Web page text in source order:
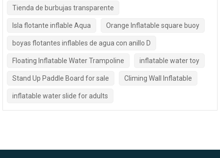
Tienda de burbujas transparente
Isla flotante inflable Aqua Orange Inflatable square buoy
boyas flotantes inflables de agua con anillo D
Floating Inflatable Water Trampoline inflatable water toy
Stand Up Paddle Board for sale Climing Wall Inflatable
inflatable water slide for adults